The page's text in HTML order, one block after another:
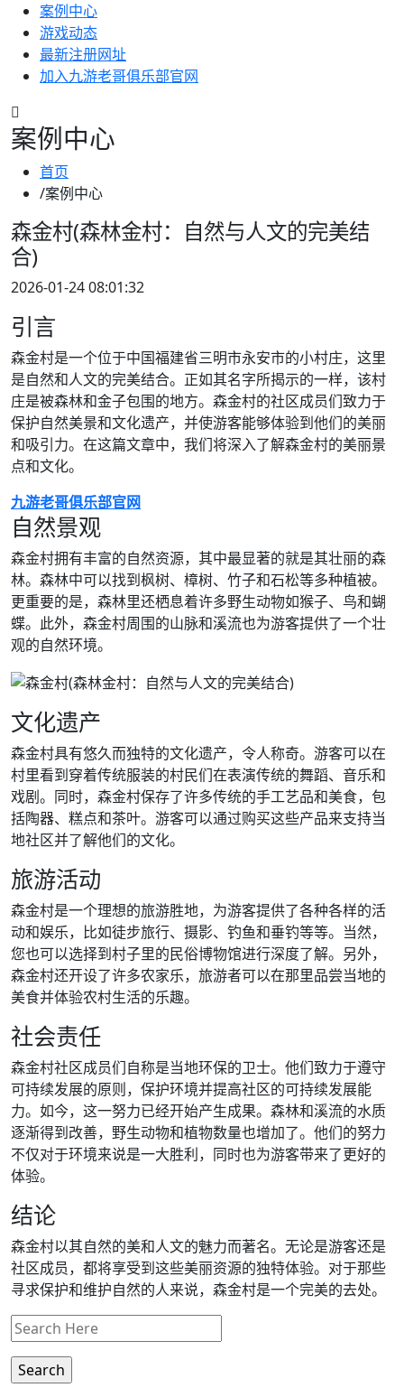
案例中心
游戏动态
最新注册网址
加入九游老哥俱乐部官网
案例中心
首页
/案例中心
森金村(森林金村：自然与人文的完美结
合)
2026-01-24 08:01:32
引言
森金村是一个位于中国福建省三明市永安市的小村庄，这里
是自然和人文的完美结合。正如其名字所揭示的一样，该村
庄是被森林和金子包围的地方。森金村的社区成员们致力于
保护自然美景和文化遗产，并使游客能够体验到他们的美丽
和吸引力。在这篇文章中，我们将深入了解森金村的美丽景
点和文化。
九游老哥俱乐部官网
自然景观
森金村拥有丰富的自然资源，其中最显著的就是其壮丽的森
林。森林中可以找到枫树、樟树、竹子和石松等多种植被。
更重要的是，森林里还栖息着许多野生动物如猴子、鸟和蝴
蝶。此外，森金村周围的山脉和溪流也为游客提供了一个壮
观的自然环境。
文化遗产
森金村具有悠久而独特的文化遗产，令人称奇。游客可以在
村里看到穿着传统服装的村民们在表演传统的舞蹈、音乐和
戏剧。同时，森金村保存了许多传统的手工艺品和美食，包
括陶器、糕点和茶叶。游客可以通过购买这些产品来支持当
地社区并了解他们的文化。
旅游活动
森金村是一个理想的旅游胜地，为游客提供了各种各样的活
动和娱乐，比如徒步旅行、摄影、钓鱼和垂钓等等。当然，
您也可以选择到村子里的民俗博物馆进行深度了解。另外，
森金村还开设了许多农家乐，旅游者可以在那里品尝当地的
美食并体验农村生活的乐趣。
社会责任
森金村社区成员们自称是当地环保的卫士。他们致力于遵守
可持续发展的原则，保护环境并提高社区的可持续发展能
力。如今，这一努力已经开始产生成果。森林和溪流的水质
逐渐得到改善，野生动物和植物数量也增加了。他们的努力
不仅对于环境来说是一大胜利，同时也为游客带来了更好的
体验。
结论
森金村以其自然的美和人文的魅力而著名。无论是游客还是
社区成员，都将享受到这些美丽资源的独特体验。对于那些
寻求保护和维护自然的人来说，森金村是一个完美的去处。